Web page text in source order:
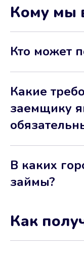
Кому мы
Кто может
Какие
заемщику
В каких
займы?
Как